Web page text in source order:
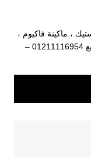
، ماكينة فاكيوم ،
ماكينة فاكيوم تغليف وسحب الهواء ، فاكيوم للبيع 01211116954 –